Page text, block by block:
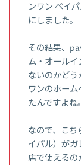
ンワン ペイ
にしました。
その結果、
ム・オール
ないのかど
ワンのホー
たんですよね。
なので、こ
イパル）が
店で使えるの